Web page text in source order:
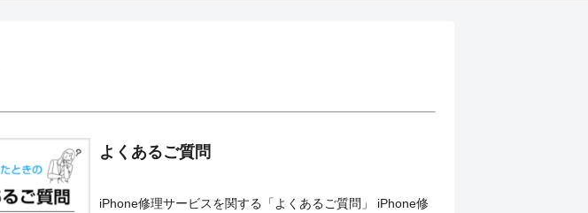
よくあるご質問
iPhone修理サービスを関する「よくあるご質問」 iPhone修